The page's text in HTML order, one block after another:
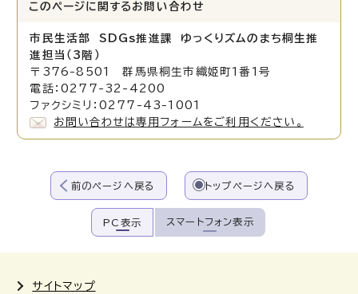
このページに関する お問い合わせ
市民生活部 SDGs推進課 ゆっくりズムのまち桐生推
進担当（3階）
〒376-8501 群馬県桐生市織姫町1番1号
電話：0277-32-4200
ファクシミリ：0277-43-1001
お問い合わせは専用フォームをご利用ください。
前のページへ戻る トップページへ戻る
PC表示 スマートフォン表示
サイトマップ